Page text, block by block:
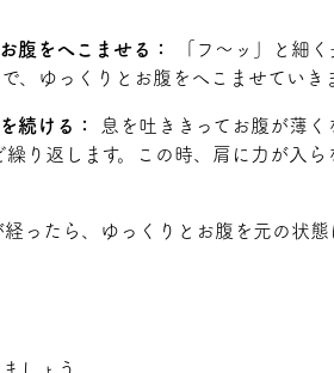
腹をへこませる：
「フ〜ッ」と細
、ゆっくりとお腹をへこませていき
続ける：
息を吐ききってお腹が薄く
り返します。この時、肩に力が入ら
経ったら、ゆっくりとお腹を元の状態